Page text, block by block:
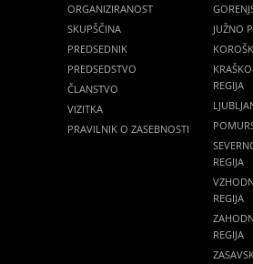
ORGANIZIRANOST
SKUPŠČINA
PREDSEDNIK
PREDSEDSTVO
ČLANSTVO
VIZITKA
PRAVILNIK O ZASEBNOSTI
JUŽNO
REGIJA
REGIJA
REGIJA
REGIJA